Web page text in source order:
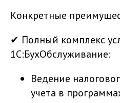
Конкретные
✔ Полный комплекс
1С:БухОбслуживание:
Ведение
учета в